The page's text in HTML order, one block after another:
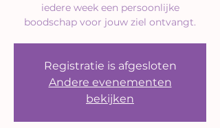
iedere week een persoonlijke
boodschap voor jouw ziel ontvangt.
Registratie is afgesloten
Andere evenementen
bekijken